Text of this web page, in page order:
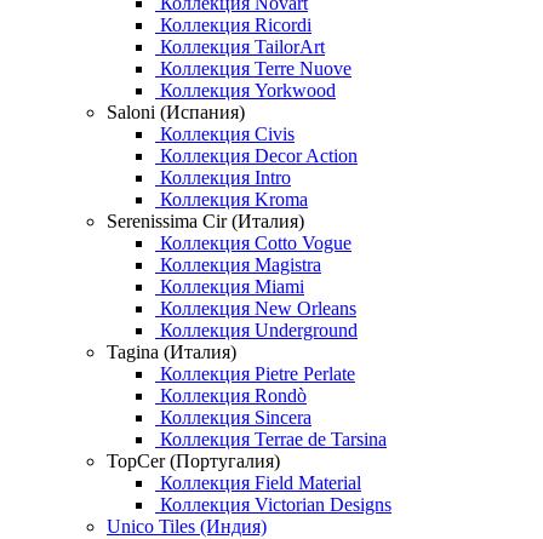
Коллекция Ricordi
Коллекция TailorArt
Коллекция Terre Nuove
Коллекция Yorkwood
Saloni (Испания)
Коллекция Civis
Коллекция Decor Action
Коллекция Intro
Коллекция Kroma
Serenissima Cir (Италия)
Коллекция Cotto Vogue
Коллекция Magistra
Коллекция Miami
Коллекция New Orleans
Коллекция Underground
Tagina (Италия)
Коллекция Pietre Perlate
Коллекция Rondò
Коллекция Sincera
Коллекция Terrae de Tarsina
TopCer (Португалия)
Коллекция Field Material
Коллекция Victorian Designs
Unico Tiles (Индия)